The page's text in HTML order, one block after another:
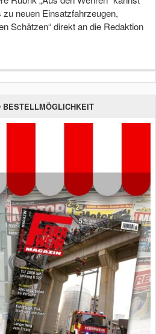
neuen Einsatzfahrzeugen,
Schätzen“ direkt an die Redaktion